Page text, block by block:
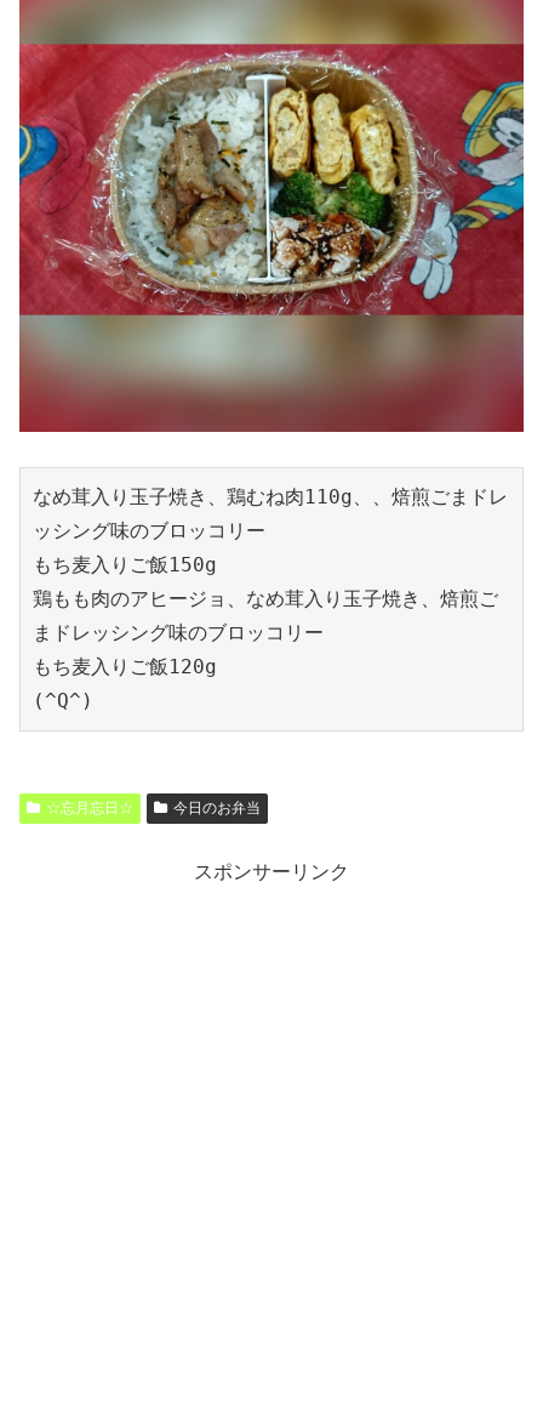
なめ茸入り玉子焼き、鶏むね肉110g、、焙煎ごまドレ
ッシング味のブロッコリー
もち麦入りご飯150g
鶏もも肉のアヒージョ、なめ茸入り玉子焼き、焙煎ご
まドレッシング味のブロッコリー
もち麦入りご飯120g
(^Q^)
☆忘月忘日☆ 今日のお弁当
スポンサーリンク